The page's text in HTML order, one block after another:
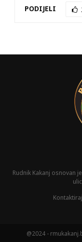
PODIJELI
Rudnik Kakanj osnovan
@2024 -